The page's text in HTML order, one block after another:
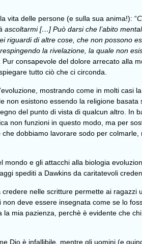
vita delle persone (e sulla sua anima!): “
[…] Può darsi che l’abito
riguardi di altre cose, che non possono
la rivelazione, la quale non
Pur consapevole del dolore arrecato alla
tutto ciò che ci circonda.
mostrando come in molti casi
non esistono essendo la religione basata
del punto di vista di qualcun altro. In
non funzioni in questo modo, ma per
dobbiamo lavorare sodo per
mondo e gli attacchi alla biologia
spediti a Dawkins da caritatevoli
nelle scritture permette ai ragazzi
deve essere insegnata come se lo
la mia pazienza, perchè è evidente che
Dio è infallibile, mentre gli uomini (e